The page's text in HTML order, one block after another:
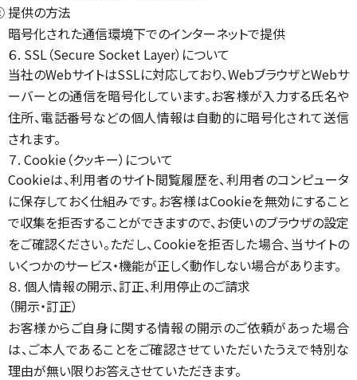
供の方法
暗号化された通信環境下でのインターネットで提供
６. SSL（Secure Socket Layer）について
当社のWebサイトはSSLに対応しており、WebブラウザとWebサ
ーバーとの通信を暗号化しています。お客様が入力する氏名や
住所、電話番号などの個人情報は自動的に暗号化されて送信
されます。
７. Cookie（クッキー）について
Cookieは、利用者のサイト閲覧履歴を、利用者のコンピュータ
に保存しておく仕組みです。お客様はCookieを無効にすること
で収集を拒否することができますので、お使いのブラウザの設定
をご確認ください。ただし、Cookieを拒否した場合、当サイトの
いくつかのサービス・機能が正しく動作しない場合があります。
８. 個人情報の開示、訂正、利用停止のご請求
（開示・訂正）
お客様からご自身に関する情報の開示のご依頼があった場合
は、ご本人であることをご確認させていただいたうえで特別な
理由が無い限りお答えさせていただきます。